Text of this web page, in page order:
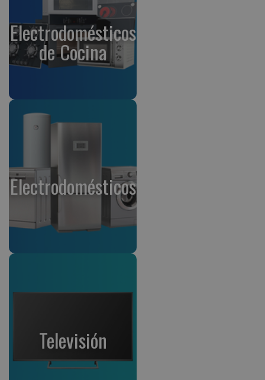
Electrodomésticos
de Cocina
Electrodomésticos
Televisión